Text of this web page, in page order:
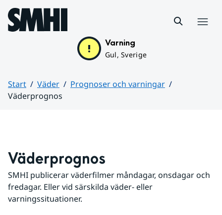
Hoppa till sidans innehåll
Varning
Gul, Sverige
Start Väder
Prognoser och varningar
Väderprognos
Väderprognos
SMHI publicerar väderfilmer måndagar, onsdagar och
fredagar. Eller vid särskilda väder- eller
varningssituationer.